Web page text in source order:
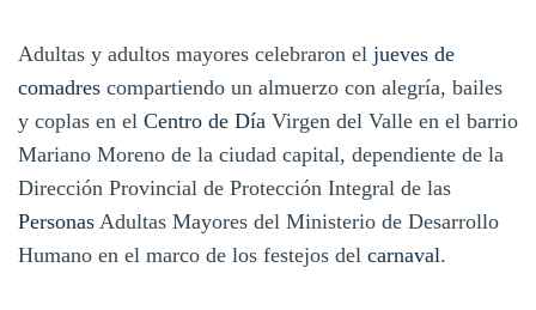
Adultas y adultos mayores celebraron el jueves de
comadres compartiendo un almuerzo con alegría, bailes
y coplas en el Centro de Día Virgen del Valle en el barrio
Mariano Moreno de la ciudad capital, dependiente de la
Dirección Provincial de Protección Integral de las
Personas Adultas Mayores del Ministerio de Desarrollo
Humano en el marco de los festejos del carnaval.